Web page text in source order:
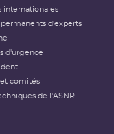
internationales
d'experts
d'urgence
comités
de l'ASNR